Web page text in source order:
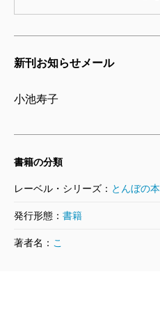
新刊お知らせメール
小池寿子
書籍の分類
レーベル・シリーズ： とんぼの本
発行形態： 書籍
著者名： こ